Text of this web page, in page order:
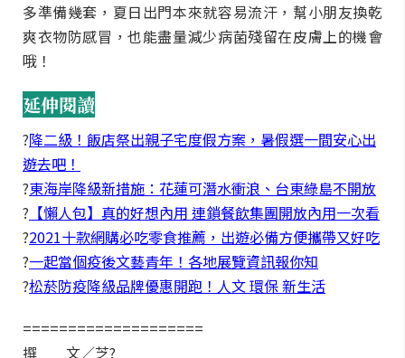
多準備幾套，夏日出門本來就容易流汗，幫小朋友換乾
爽衣物防感冒，也能盡量減少病菌殘留在皮膚上的機會
哦！
延伸閱讀
?降二級！飯店祭出親子宅度假方案，暑假選一間安心出
遊去吧！
?東海岸降級新措施：花蓮可潛水衝浪、台東綠島不開放
? 【懶人包】真的好想內用 連鎖餐飲集團開放內用一次看
?2021十款網購必吃零食推薦，出遊必備方便攜帶又好吃
?一起當個疫後文藝青年！各地展覽資訊報你知
?松菸防疫降級品牌優惠開跑！人文 環保 新生活
====================
撰 文／芝?